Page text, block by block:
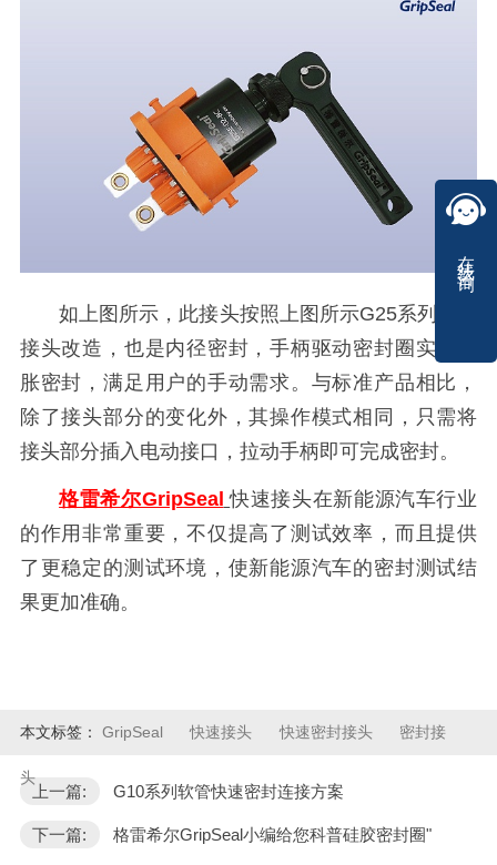
如上图所示，此接头按照上图所示G25系列快速
接头改造，也是内径密封，手柄驱动密封圈实现膨
胀密封，满足用户的手动需求。与标准产品相比，
除了接头部分的变化外，其操作模式相同，只需将
接头部分插入电动接口，拉动手柄即可完成密封。
格雷希尔GripSeal 快速接头在新能源汽车行业
的作用非常重要，不仅提高了测试效率，而且提供
了更稳定的测试环境，使新能源汽车的密封测试结
果更加准确。
本文标签： GripSeal 快速接头 快速密封接头 密封接
头
上一篇: G10系列软管快速密封连接方案
下一篇: 格雷希尔GripSeal小编给您科普硅胶密封圈"
在线咨询